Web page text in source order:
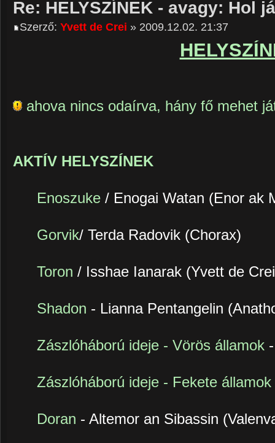
Re: HELYSZÍNEK - avagy: Hol
Szerző: Yvett de Crei » 2009.12.02. 21:37
ahova nincs odaírva, hány fő mehet
AKTÍV HELYSZÍNEK
Enoszuke / Enogai Watan (Enor ak
Gorvik/ Terda Radovik (Chorax)
Toron / Isshae Ianarak (Yvett de
Shadon - Lianna Pentangelin
Zászlóháború ideje - Vörös államok
Zászlóháború ideje - Fekete államok
Doran - Altemor an Sibassin